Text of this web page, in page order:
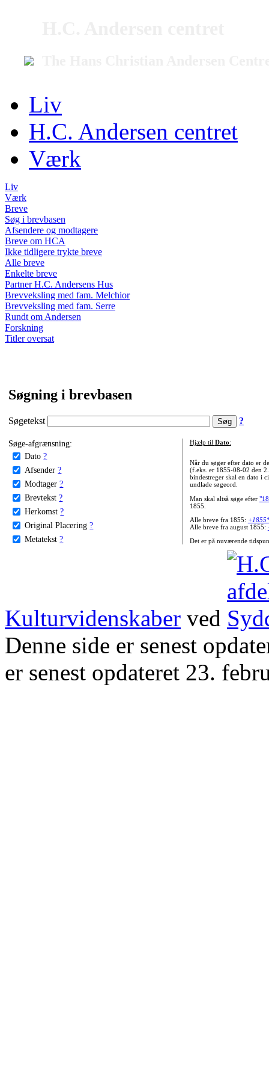
Liv
H.C. Andersen centret
Værk
Liv
Værk
Breve
Søg i brevbasen
Afsendere og modtagere
Breve om HCA
Ikke tidligere trykte breve
Alle breve
Enkelte breve
Partner H.C. Andersens Hus
Brevveksling med fam. Melchior
Brevveksling med fam. Serre
Rundt om Andersen
Forskning
Titler oversat
Søgning i brevbasen
Søgetekst ?
Søge-afgrænsning:
Dato ?
Afsender ?
Modtager ?
Brevtekst ?
Herkomst ?
Original Placering ?
Metatekst ?
Hjælp til Dato:
Når du søger efter dato er
(f.eks. er 1855-08-02 den
bindestreger skal en dato i
undlade søgeord.
Man skal altså søge efter
1855.
Alle breve fra 1855:
Alle breve fra august 1855:
Det er på nuværende
Kulturvidenskaber ved
Denne side er senest
er senest opdateret 23.